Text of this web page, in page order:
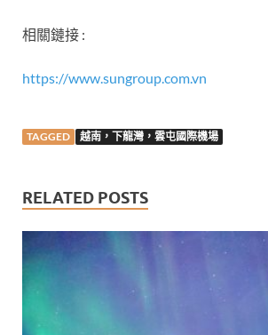
相關鏈接 :
https://www.sungroup.com.vn
TAGGED 越南，下龍灣，雲屯國際機場
RELATED POSTS